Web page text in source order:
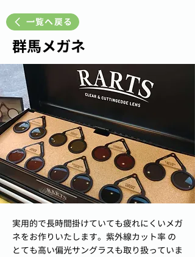
一覧へ戻る
群馬メガネ
実用的で長時間掛けていても疲れにくいメガ
ネをお作りいたします。紫外線カット率 の
とても高い偏光サングラスも取り扱っていま